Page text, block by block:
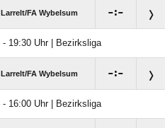
Larrelt/​FA Wybelsum :
19:30 Uhr | Bezirksliga
Larrelt/​FA Wybelsum :
16:00 Uhr | Bezirksliga